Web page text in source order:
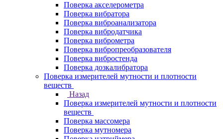
Поверка акселерометра
Поверка вибратора
Поверка виброанализатора
Поверка вибродатчика
Поверка виброметра
Поверка вибропреобразователя
Поверка вибростенда
Поверка дозкалибратора
Поверка измерителей мутности и плотности
веществ
Назад
Поверка измерителей мутности и плотности
веществ
Поверка массомера
Поверка мутномера